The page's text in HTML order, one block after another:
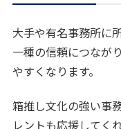
大手や有名事務所に
一種の信頼につなが
やすくなります。
箱推し文化の強い事
レントも応援してく